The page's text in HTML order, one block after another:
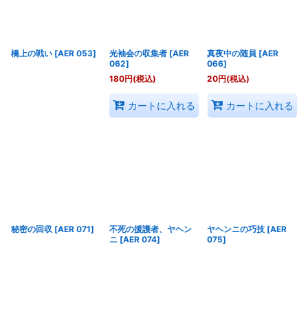
橋上の戦い [AER 053] 光袖会の収集者 [AER
062]
180円(税込)
カートに入れる
真夜中の随員 [AER
066]
20円(税込)
カートに入れる
秘密の回収 [AER 071]
不死の援護者、ヤヘン
ニ [AER 074]
ヤヘンニの巧技 [AER
075]